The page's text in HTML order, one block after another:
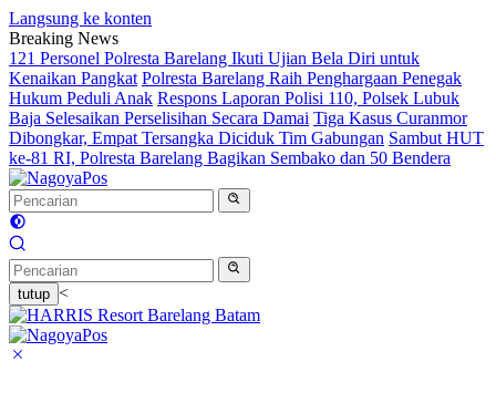
Langsung ke konten
Breaking News
121 Personel Polresta Barelang Ikuti Ujian Bela Diri untuk
Kenaikan Pangkat Polresta Barelang Raih Penghargaan Penegak
Hukum Peduli Anak Respons Laporan Polisi 110, Polsek Lubuk
Baja Selesaikan Perselisihan Secara Damai Tiga Kasus Curanmor
Dibongkar, Empat Tersangka Diciduk Tim Gabungan Sambut HUT
ke-81 RI, Polresta Barelang Bagikan Sembako dan 50 Bendera
tutup <